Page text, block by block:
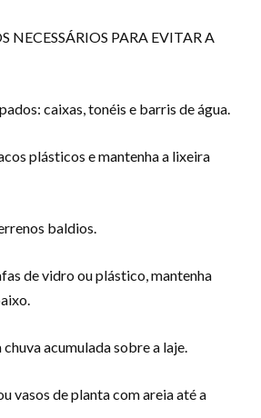
NECESSÁRIOS PARA EVITAR A
caixas, tonéis e barris de água.
plásticos e mantenha a lixeira
baldios.
de vidro ou plástico, mantenha
chuva acumulada sobre a laje.
vasos de planta com areia até a